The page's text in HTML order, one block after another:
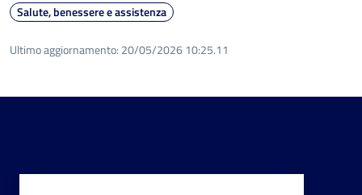
Salute, benessere e assistenza
Ultimo aggiornamento: 20/05/2026 10:25.11